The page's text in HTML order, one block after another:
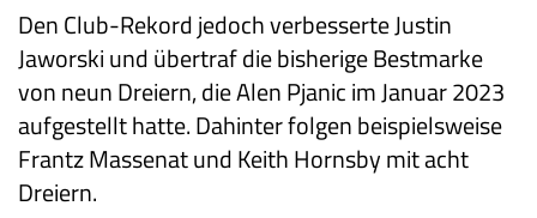
Den Club-Rekord jedoch verbesserte Justin
Jaworski und übertraf die bisherige Bestmarke
von neun Dreiern, die Alen Pjanic im Januar 2023
aufgestellt hatte. Dahinter folgen beispielsweise
Frantz Massenat und Keith Hornsby mit acht
Dreiern.